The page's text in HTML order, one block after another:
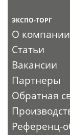
ЭКСПО-ТОРГ
О компании
Статьи
Вакансии
Партнеры
Обратная
Референц-